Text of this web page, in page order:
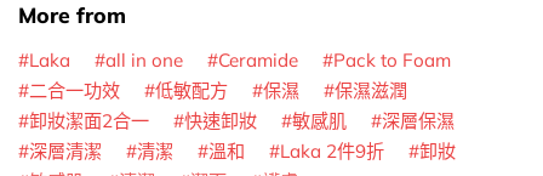
More from
Laka all in one Ceramide
Pack to Foam
二合一功效
低敏配方 保濕
保濕滋潤
卸妝潔面2合一
快速卸妝 敏感肌
深層保濕
深層清潔
清潔 溫和 Laka 2件9折
卸妝